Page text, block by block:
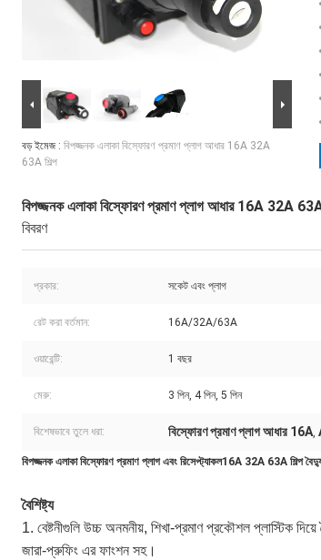
বড় ইমেজ : বিপজ্জনক এলাকা বিস্ফোরণ প্রমাণ প্লাগ আধার 16A 32A
63A শিল্প
বিপজ্জনক এলাকা বিস্ফোরণ প্রমাণ প্লাগ আধার 16A 32A 63A
বিবরণ
প্রকার: সকেট এবং প্লাগ
রেট করা বর্তমান: 16A/32A/63A
ওয়ারেন্টি: 1 বছর
মেরু: 3 পিন, 4 পিন, 5 পিন
বিশেষভাবে তুলে ধরা: বিস্ফোরণ প্রমাণ প্লাগ আধার 16A,
বিপজ্জনক এলাকা বিস্ফোরণ প্রমাণ প্লাগ এবং রিসেপ্ট্যাকল16A 32A 63A শিল্প
বৈশিষ্ট্য
1. বেষ্টনীগুলি উচ্চ অনমনীয়, শিখা-প্রমাণ প্রকৌশল প্লাস্টিক
জারা-প্রুফিং এর ফাংশন সহ।